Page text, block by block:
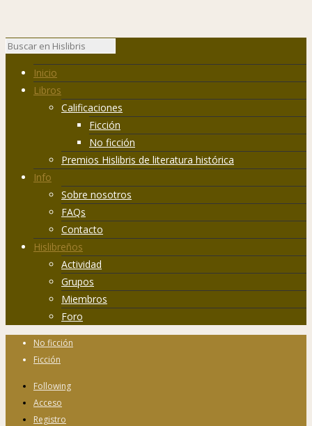
Inicio
Libros
Calificaciones
Ficción
No ficción
Premios Hislibris de literatura histórica
Info
Sobre nosotros
FAQs
Contacto
Hislibreños
Actividad
Grupos
Miembros
Foro
No ficción
Ficción
Following
Acceso
Registro